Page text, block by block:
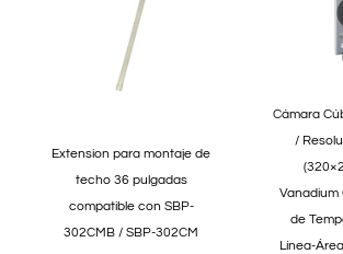
Extension para montaje de
techo 36 pulgadas
compatible con SBP-
302CMB / SBP-302CM
Cámara
/
Vanadium
de
Línea-